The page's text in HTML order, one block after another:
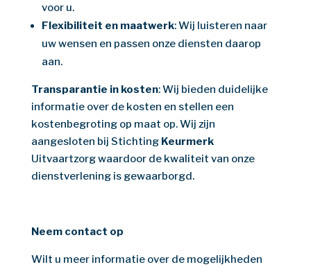
voor u.
Flexibiliteit en maatwerk: Wij luisteren naar
uw wensen en passen onze diensten daarop
aan.
Transparantie in kosten: Wij bieden duidelijke
informatie over de kosten en stellen een
kostenbegroting op maat op. Wij zijn
aangesloten bij Stichting Keurmerk
Uitvaartzorg waardoor de kwaliteit van onze
dienstverlening is gewaarborgd.
Neem contact op
Wilt u meer informatie over de mogelijkheden